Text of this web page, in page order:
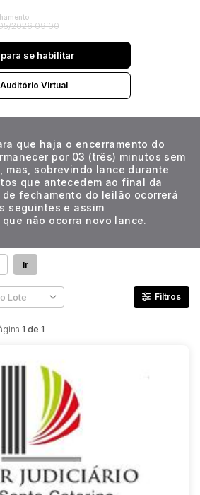
Pesquisar
2026 09:00
para se habilitar
Virtual
que haja o encerramento do
por 03 (três) minutos sem
mas, sobrevindo lance durante
que antecedem ao final da
fechamento do leilão ocorrerá
seguintes e assim
não ocorra novo lance.
1 de 1.
Ir
Filtros